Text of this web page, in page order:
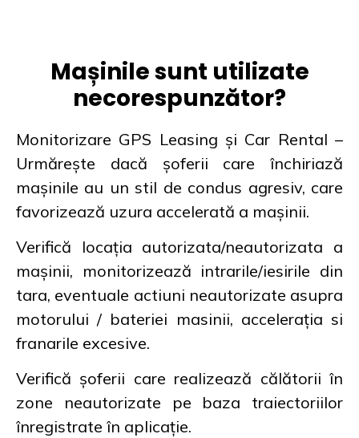
Mașinile sunt utilizate
necorespunzător?
Monitorizare GPS Leasing și Car Rental –
Urmărește dacă șoferii care închiriază
mașinile au un stil de condus agresiv, care
favorizează uzura accelerată a mașinii.
Verifică locația autorizata/neautorizata a
mașinii, monitorizează intrarile/iesirile din
tara, eventuale actiuni neautorizate asupra
motorului / bateriei masinii, accelerația si
franarile excesive.
Verifică șoferii care realizează călătorii în
zone neautorizate pe baza traiectoriilor
înregistrate în aplicație.